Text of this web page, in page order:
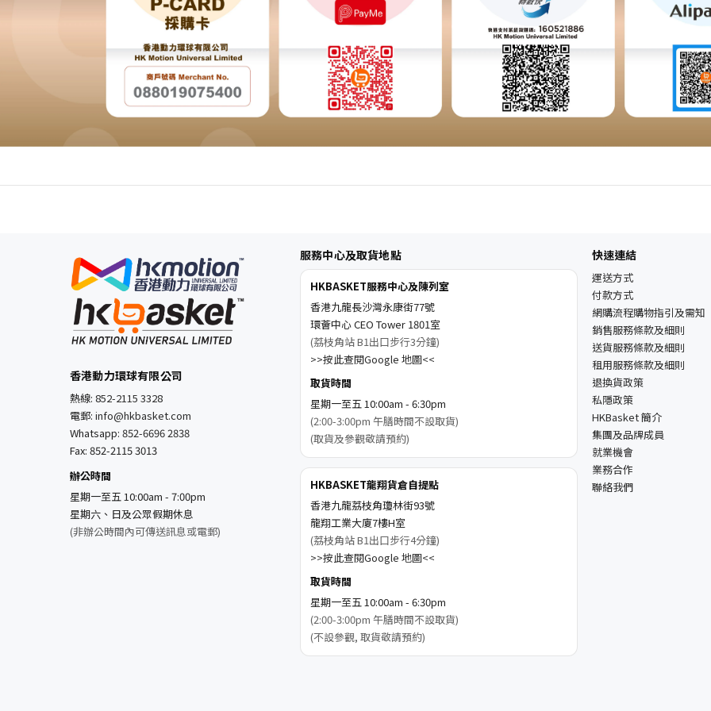
香港動力環球有限公司
熱線: 852-2115 3328
電郵: info@hkbasket.com
Whatsapp: 852-6696 2838
Fax: 852-2115 3013
辦公時間
星期一至五 10:00am - 7:00pm
星期六、日及公眾假期休息
(非辦公時間內可傳送訊息或電郵)
服務中心及取貨地點
HKBASKET服務中心及陳列室
香港九龍長沙灣永康街77號
環薈中心 CEO Tower 1801室
(荔枝角站 B1出口步行3分鐘)
>>按此查閱Google 地圖<<
取貨時間
星期一至五 10:00am - 6:30pm
(2:00-3:00pm 午膳時間不設取貨)
(取貨及參觀敬請預約)
HKBASKET龍翔貨倉自提點
香港九龍荔枝角瓊林街93號
龍翔工業大廈7樓H室
(荔枝角站 B1出口步行4分鐘)
>>按此查閱Google 地圖<<
取貨時間
星期一至五 10:00am - 6:30pm
(2:00-3:00pm 午膳時間不設取貨)
(不設參觀, 取貨敬請預約)
快速連結
運送方式
付款方式
網購流程購物指引及需知
銷售服務條款及細則
送貨服務條款及細則
租用服務條款及細則
退換貨政策
私隱政策
HKBasket 簡介
集團及品牌成員
就業機會
業務合作
聯絡我們